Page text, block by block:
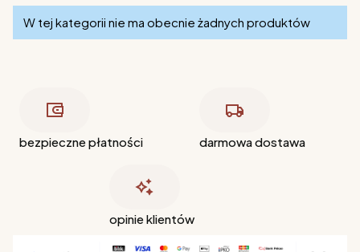
Lista produktów
W tej kategorii nie ma obecnie żadnych produktów
bezpieczne płatności darmowa dostawa
opinie klientów